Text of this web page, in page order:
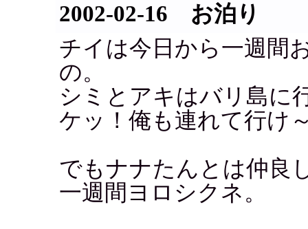
2002-02-16 お泊り
チイは今日から一週間
の。
シミとアキはバリ島に
ケッ！俺も連れて行け
でもナナたんとは仲良
一週間ヨロシクネ。